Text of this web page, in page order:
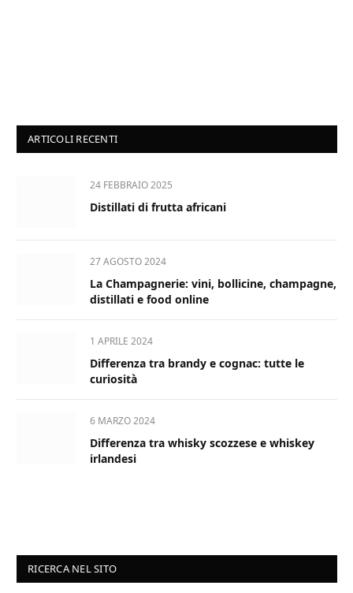
ARTICOLI RECENTI
24 FEBBRAIO 2025
Distillati di frutta africani
27 AGOSTO 2024
La Champagnerie: vini, bollicine, champagne,
distillati e food online
1 APRILE 2024
Differenza tra brandy e cognac: tutte le
curiosità
6 MARZO 2024
Differenza tra whisky scozzese e whiskey
irlandesi
RICERCA NEL SITO